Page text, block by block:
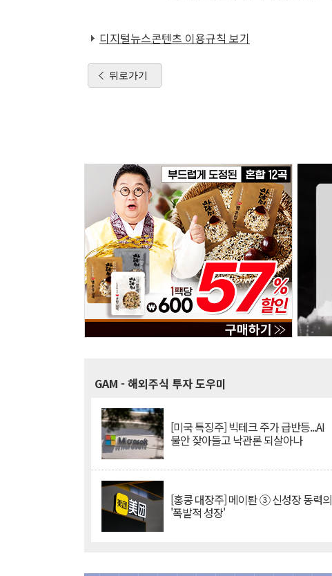
디지털뉴스콘텐츠 이용규칙 보기
뒤로가기
GAM - 해외주식 투자 도우미
[미국 특징주] 빅테크 주가 급반등...AI
불안 잦아들고 낙관론 되살아나
[홍콩 대장주] 메이퇀 ③ 신성장 동력의
'폭발적 성장'